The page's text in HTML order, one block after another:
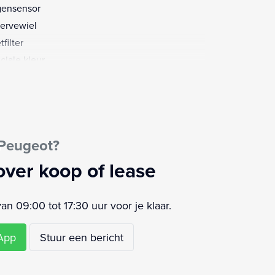
kleur
volledig
herkenning
koop of lease
09:00 tot 17:30 uur voor je klaar.
Stuur een bericht